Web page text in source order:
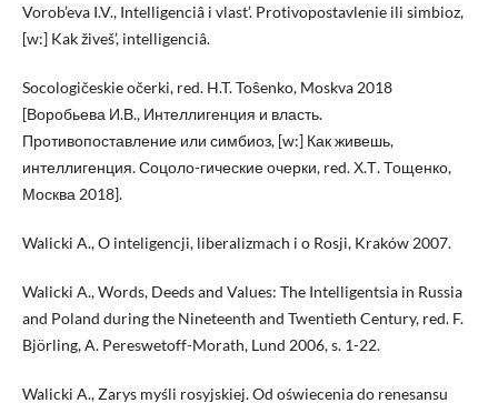
Vorob’eva I.V., Intelligenciâ i vlast’. Protivopostavlenie ili simbioz,
[w:] Kak živeš’, intelligenciâ.
Socologičeskie očerki, red. H.T. Toŝenko, Moskva 2018
[Воробьева И.В., Интеллигенция и власть.
Противопоставление или симбиоз, [w:] Как живешь,
интеллигенция. Соцоло-гические очерки, red. Х.Т. Тощенко,
Москва 2018].
Walicki A., O inteligencji, liberalizmach i o Rosji, Kraków 2007.
Walicki A., Words, Deeds and Values: The Intelligentsia in Russia
and Poland during the Nineteenth and Twentieth Century, red. F.
Björling, A. Pereswetoff-Morath, Lund 2006, s. 1-22.
Walicki A., Zarys myśli rosyjskiej. Od oświecenia do renesansu